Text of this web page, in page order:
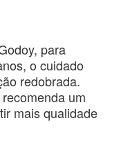
para
o cuidado
redobrada.
um
mais qualidade